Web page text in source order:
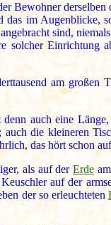
Bewohner
im Augenblicke,
angebracht sind,
solcher Einrichtung
am großen
auch eine
die kleineren
das hört schon
als auf derErde am
auf der
der so erleuchteten